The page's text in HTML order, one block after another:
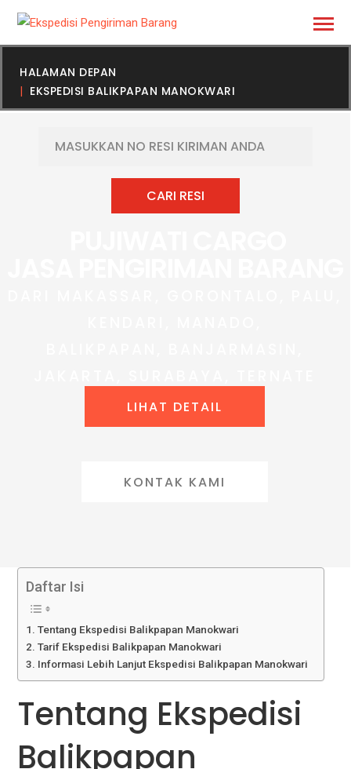
HALAMAN DEPAN
EKSPEDISI BALIKPAPAN MANOKWARI
LIHAT DETAIL
KONTAK KAMI
Daftar Isi
Tentang Ekspedisi Balikpapan Manokwari
Tarif Ekspedisi Balikpapan Manokwari
Informasi Lebih Lanjut Ekspedisi Balikpapan Manokwari
Tentang Ekspedisi
Balikpapan